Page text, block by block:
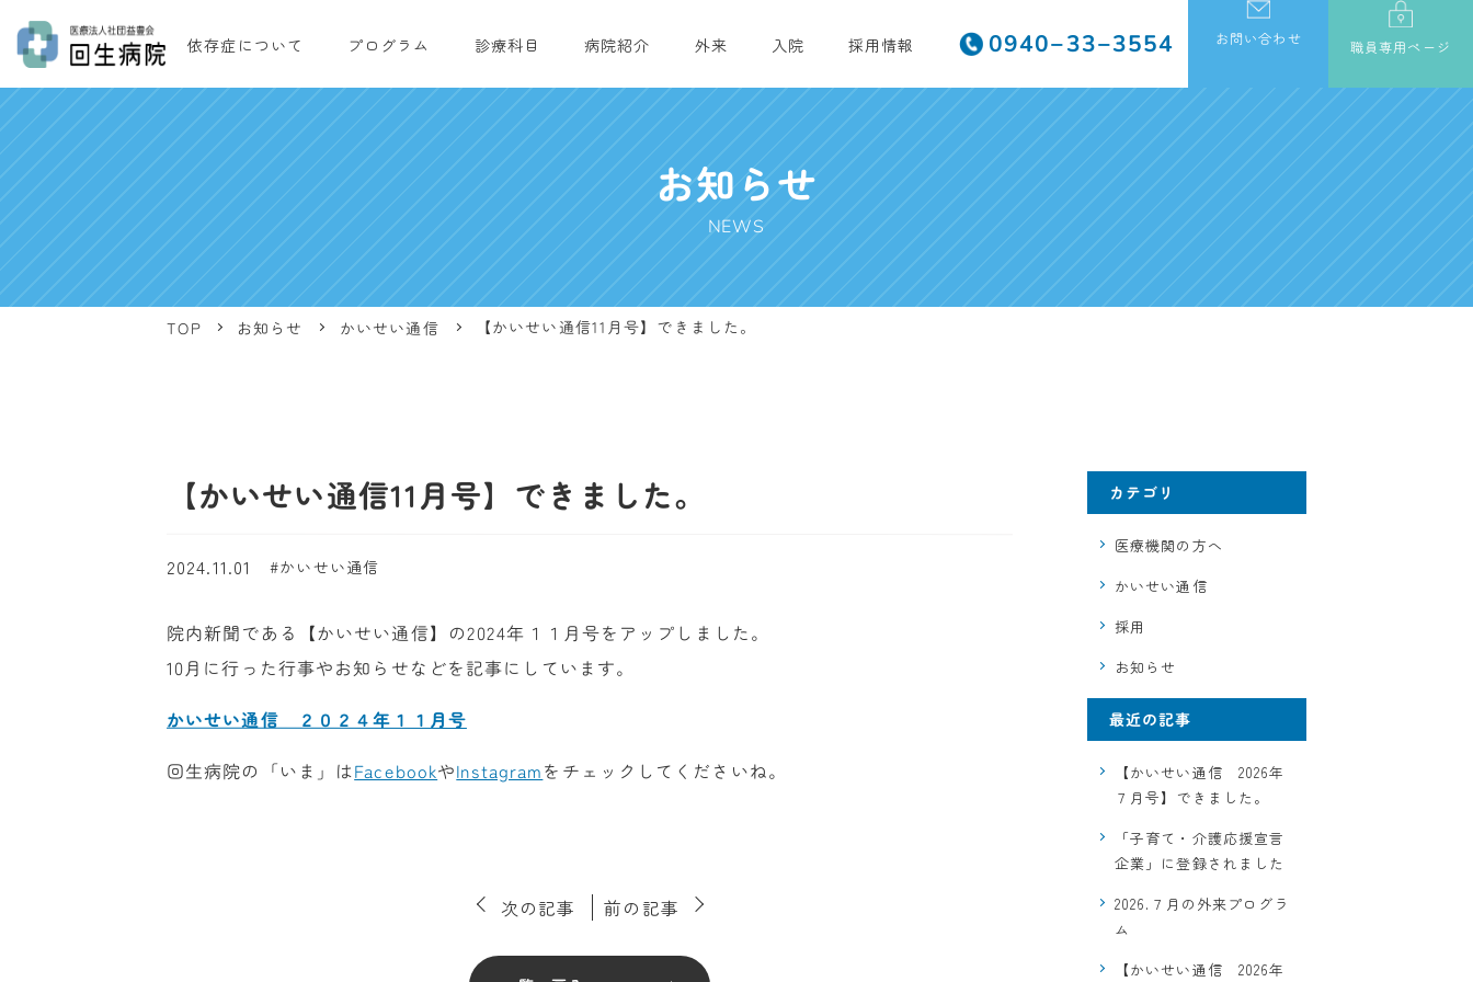
依存症について プログラム 診療科目 病院紹介 外来 入院 採用情報 0940−33−3554 お問い合わせ 職員専用ページ
お知らせ
NEWS
TOP お知らせ かいせい通信 【かいせい通信11月号】できました。
【かいせい通信11月号】できました。
かいせい通信
2024.11.01
院内新聞である【かいせい通信】の2024年１１月号をアップしました。
10月に行った行事やお知らせなどを記事にしています。
かいせい通信 ２０２４年１１月号
回生病院の「いま」はFacebookやInstagramをチェックしてくださいね。
次の記事 前の記事
カテゴリ
医療機関の方へ
かいせい通信
採用
お知らせ
最近の記事
【かいせい通信 2026年
７月号】できました。
「子育て・介護応援宣言
企業」に登録されました
2026.７月の外来プログラ
ム
【かいせい通信 2026年